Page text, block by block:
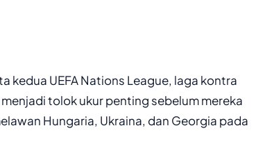
kedua UEFA Nations League, laga kontra
tolok ukur penting sebelum mereka
Hungaria, Ukraina, dan Georgia pada